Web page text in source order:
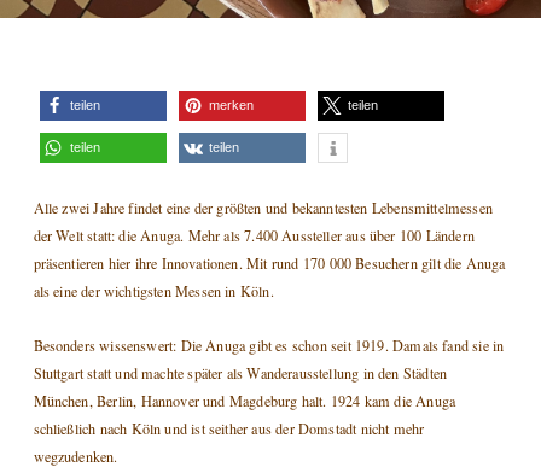
teilen merken teilen
teilen teilen
Alle zwei Jahre findet eine der größten und bekanntesten Lebensmittelmessen
der Welt statt: die Anuga. Mehr als 7.400 Aussteller aus über 100 Ländern
präsentieren hier ihre Innovationen. Mit rund 170 000 Besuchern gilt die Anuga
als eine der wichtigsten Messen in Köln.
Besonders wissenswert: Die Anuga gibt es schon seit 1919. Damals fand sie in
Stuttgart statt und machte später als Wanderausstellung in den Städten
München, Berlin, Hannover und Magdeburg halt. 1924 kam die Anuga
schließlich nach Köln und ist seither aus der Domstadt nicht mehr
wegzudenken.